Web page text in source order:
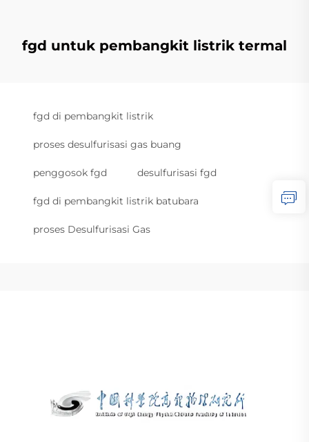
fgd untuk pembangkit listrik termal
fgd di pembangkit listrik
proses desulfurisasi gas buang
penggosok fgd desulfurisasi fgd
fgd di pembangkit listrik batubara
proses Desulfurisasi Gas